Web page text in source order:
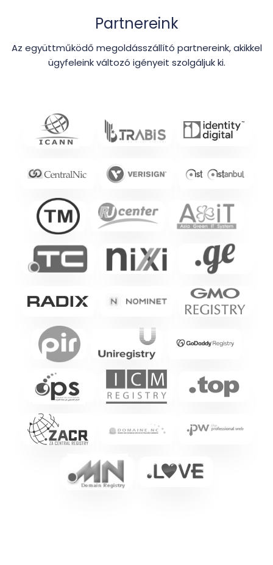
Partnereink
Az együttműködő megoldásszállító partnereink, akikkel
ügyfeleink változó igényeit szolgáljuk ki.